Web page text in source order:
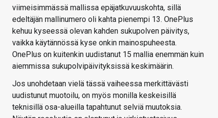
viimeisimmässä mallissa epäjatkuvuuskohta, sillä
edeltäjän mallinumero oli kahta pienempi 13. OnePlus
kehuu kyseessä olevan kahden sukupolven päivitys,
vaikka käytännössä kyse onkin mainospuheesta.
OnePlus on kuitenkin uudistanut 15 mallia enemmän kuin
aiemmissa sukupolvipäivityksissä keskimäärin.
Jos unohdetaan vielä tässä vaiheessa merkittävästi
uudistunut muotoilu, on myös monilla keskeisillä
teknisillä osa-alueilla tapahtunut selviä muutoksia.